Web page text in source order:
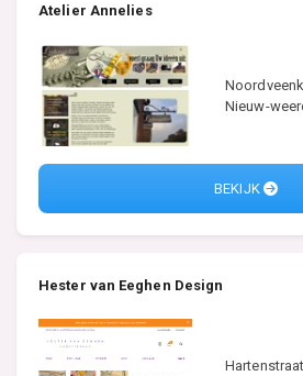
Atelier Annelies
Nieuw-
BEKIJK
Hester van Eeghen Design